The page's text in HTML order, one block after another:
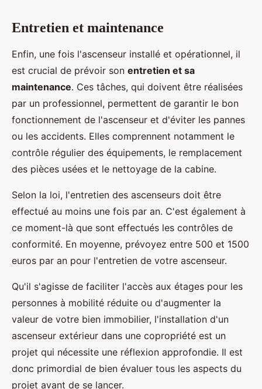
Entretien et maintenance
Enfin, une fois l'ascenseur installé et opérationnel, il
est crucial de prévoir son entretien et sa
maintenance. Ces tâches, qui doivent être réalisées
par un professionnel, permettent de garantir le bon
fonctionnement de l'ascenseur et d'éviter les pannes
ou les accidents. Elles comprennent notamment le
contrôle régulier des équipements, le remplacement
des pièces usées et le nettoyage de la cabine.
Selon la loi, l'entretien des ascenseurs doit être
effectué au moins une fois par an. C'est également à
ce moment-là que sont effectués les contrôles de
conformité. En moyenne, prévoyez entre 500 et 1500
euros par an pour l'entretien de votre ascenseur.
Qu'il s'agisse de faciliter l'accès aux étages pour les
personnes à mobilité réduite ou d'augmenter la
valeur de votre bien immobilier, l'installation d'un
ascenseur extérieur dans une copropriété est un
projet qui nécessite une réflexion approfondie. Il est
donc primordial de bien évaluer tous les aspects du
projet avant de se lancer.